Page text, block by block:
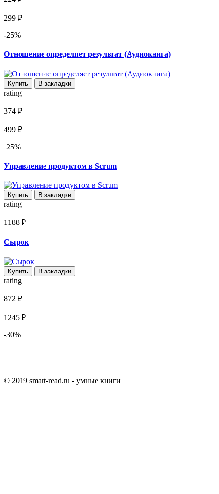
299 ₽
-25%
Отношение определяет результат (Аудиокнига)
Купить В закладки
rating
374 ₽
499 ₽
-25%
Управление продуктом в Scrum
Купить В закладки
rating
1188 ₽
Сырок
Купить В закладки
rating
872 ₽
1245 ₽
-30%
© 2019 smart-read.ru - умные книги